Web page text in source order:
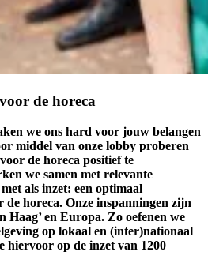
de horeca
we ons hard voor jouw belangen
middel van onze lobby proberen
de horeca positief te
we samen met relevante
als inzet: een optimaal
horeca. Onze inspanningen zijn
Haag’ en Europa. Zo oefenen we
op lokaal en (inter)nationaal
hiervoor op de inzet van 1200